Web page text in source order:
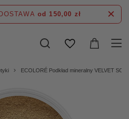
od 150,00 zł
ECOLORÉ Podkład mineralny VELVET